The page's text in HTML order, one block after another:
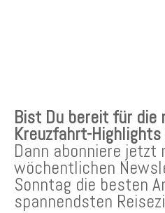
Bist Du bereit für die
Kreuzfahrt-Highlights
Dann abonniere jetzt
wöchentlichen
Sonntag die besten
spannendsten